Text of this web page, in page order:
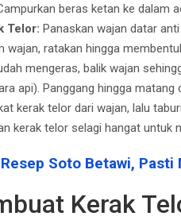
beras ketan ke dalam
Telor: Panaskan wajan datar
wajan, ratakan hingga
mengeras, balik wajan
api). Panggang hingga
kerak telor dari wajan, lalu
kerak telor selagi hangat untuk
Resep Soto Betawi, Pasti
Kerak